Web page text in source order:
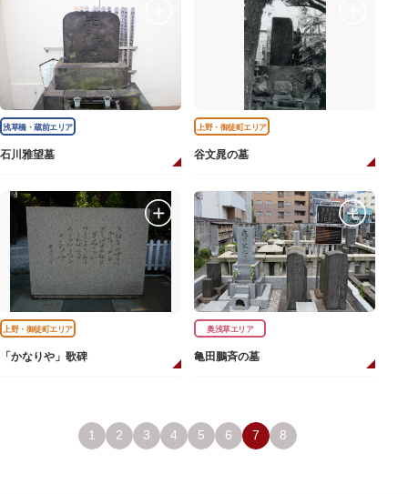
浅草橋・蔵前エリア
石川雅望墓
上野・御徒町エリア
谷文晁の墓
上野・御徒町エリア
「かなりや」歌碑
奥浅草エリア
亀田鵬斉の墓
1 2 3 4 5 6 7 8